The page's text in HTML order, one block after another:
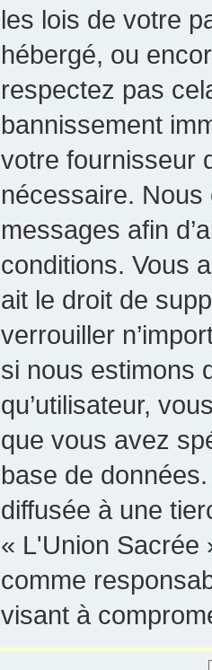
les lois de votre
hébergé, ou
respectez pas
bannissement
votre fournisseur
nécessaire. Nous
messages afin
conditions. Vous
ait le droit de
verrouiller
si nous estimons
qu’utilisateur,
que vous avez
base de
diffusée à une
« L'Union Sacrée
comme
visant à